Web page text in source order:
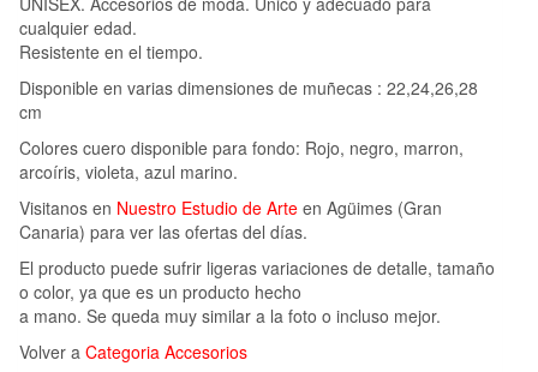
cualquier edad.
Resistente en el tiempo.
Disponible en varias dimensiones de muñecas : 22,24,26,28
cm
Colores cuero disponible para fondo: Rojo, negro, marron,
arcoíris, violeta, azul marino.
Visitanos en Nuestro Estudio de Arte en Agüimes (Gran
Canaria) para ver las ofertas del días.
El producto puede sufrir ligeras variaciones de detalle, tamaño
o color, ya que es un producto hecho
a mano. Se queda muy similar a la foto o incluso mejor.
Volver a Categoria Accesorios